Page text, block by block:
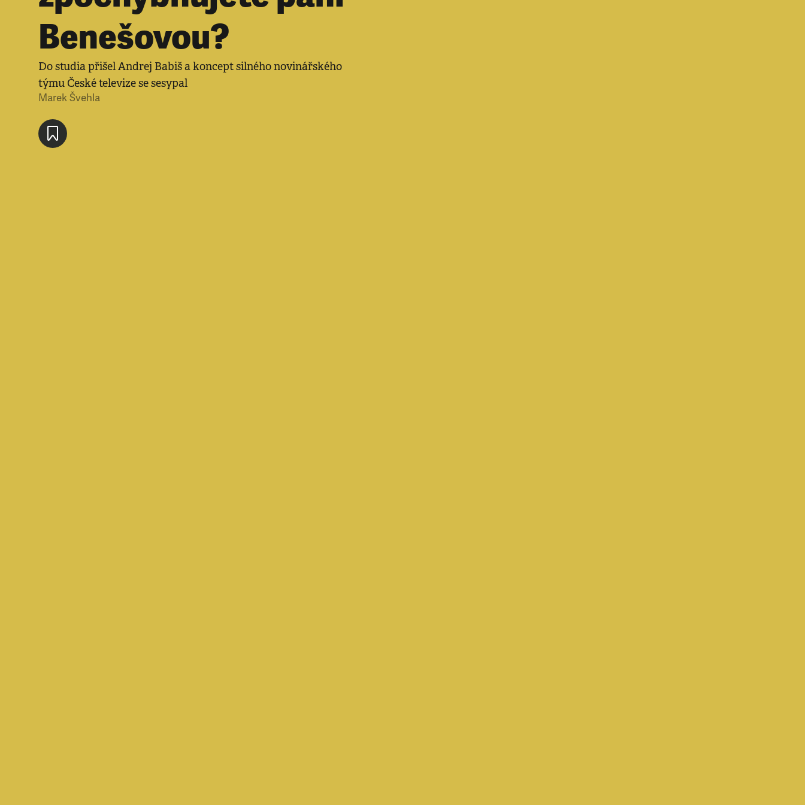
Benešovou?
Do studia přišel Andrej Babiš a koncept silného novinářského
týmu České televize se sesypal
Marek Švehla